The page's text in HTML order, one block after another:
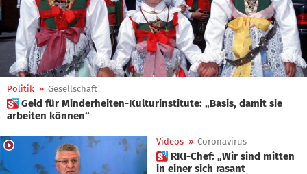
Politik » Gesellschaft
 Geld für Minderheiten-Kulturinstitute: „Basis, damit sie
arbeiten können“
Videos » Coronavirus
 RKI-Chef: „Wir sind mitten
in einer sich rasant